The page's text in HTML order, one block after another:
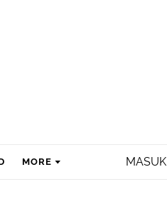
MASUK
MORE